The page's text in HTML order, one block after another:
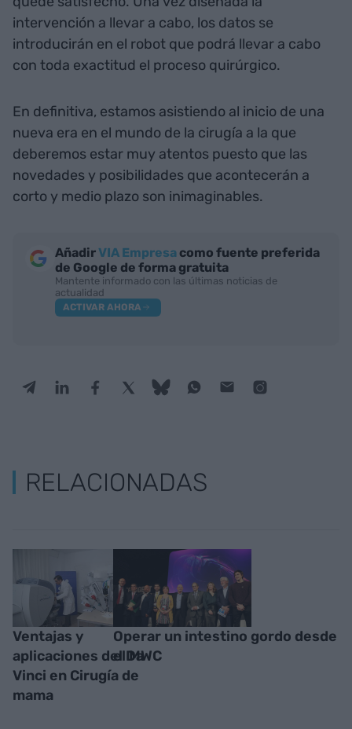
intervención a llevar a cabo, los datos se
introducirán en el robot que podrá llevar a cabo
con toda exactitud el proceso quirúrgico.
En definitiva, estamos asistiendo al inicio de una
nueva era en el mundo de la cirugía a la que
deberemos estar muy atentos puesto que las
novedades y posibilidades que acontecerán a
corto y medio plazo son inimaginables.
AñadirVIA Empresa como fuente preferida
de Google de forma gratuita
Mantente informado con las últimas noticias de
actualidad
ACTIVAR AHORA
RELACIONADAS
Ventajas y
aplicaciones del Da
Vinci en Cirugía de
mama
Operar un intestino gordo desde
el MWC